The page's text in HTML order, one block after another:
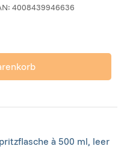
4008439946636
à 500 ml, leer